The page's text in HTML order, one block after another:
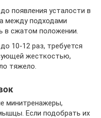
появления усталости в
между подходами
в сжатом положении.
10-12 раз, требуется
жесткостью,
тяжело.
минитренажеры,
Если подобрать их